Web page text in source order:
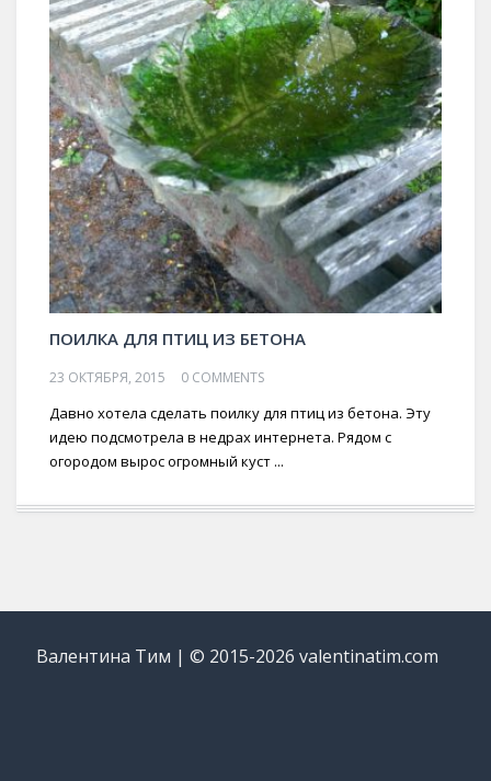
ПОИЛКА ДЛЯ ПТИЦ ИЗ БЕТОНА
23 ОКТЯБРЯ, 2015 0 COMMENTS
Давно хотела сделать поилку для птиц из бетона. Эту
идею подсмотрела в недрах интернета. Рядом с
огородом вырос огромный куст ...
Валентина Тим | © 2015-2026 valentinatim.com